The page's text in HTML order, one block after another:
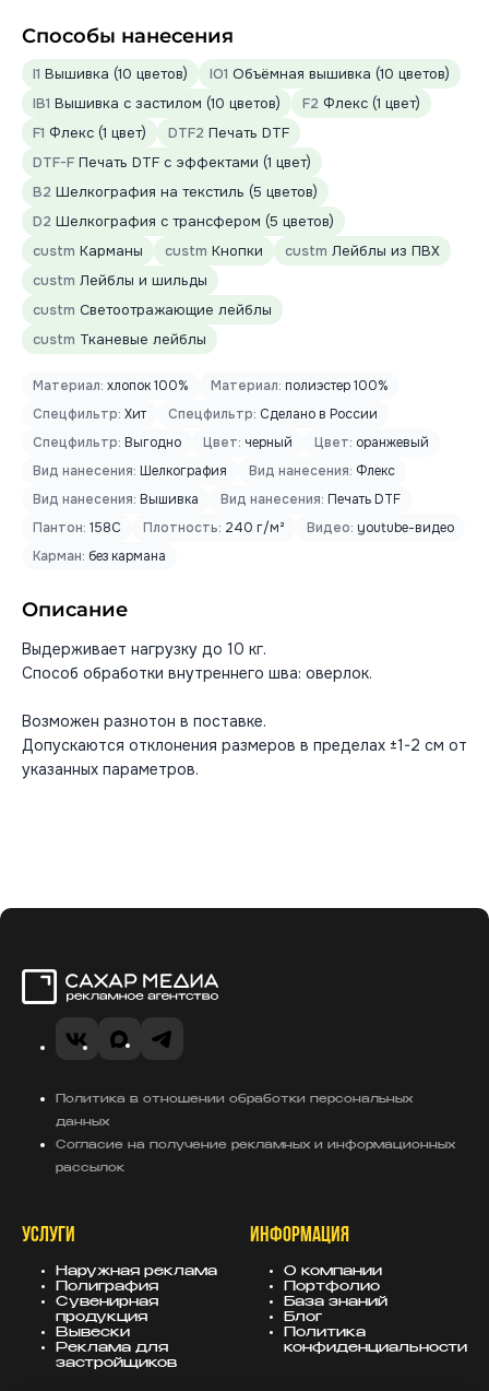
Способы нанесения
I1 Вышивка (10 цветов) IO1 Объёмная вышивка (10 цветов)
IB1 Вышивка с застилом (10 цветов) F2 Флекс (1 цвет)
F1 Флекс (1 цвет) DTF2 Печать DTF
DTF-F Печать DTF с эффектами (1 цвет)
B2 Шелкография на текстиль (5 цветов)
D2 Шелкография с трансфером (5 цветов)
custm Карманы custm Кнопки custm Лейблы из ПВХ
custm Лейблы и шильды
custm Светоотражающие лейблы
custm Тканевые лейблы
Материал: хлопок 100% Материал: полиэстер 100%
Спецфильтр: Хит Спецфильтр: Сделано в России
Спецфильтр: Выгодно Цвет: черный Цвет: оранжевый
Вид нанесения: Шелкография Вид нанесения: Флекс
Вид нанесения: Вышивка Вид нанесения: Печать DTF
Пантон: 158C Плотность: 240 г/м² Видео: youtube-видео
Карман: без кармана
Описание
Выдерживает нагрузку до 10 кг.
Способ обработки внутреннего шва: оверлок.
Возможен разнотон в поставке.
Допускаются отклонения размеров в пределах ±1-2 см от
указанных параметров.
VK MAXTelegram
Политика в отношении обработки персональных
данных
Согласие на получение рекламных и информационных
рассылок
УСЛУГИ
Наружная реклама
Полиграфия
Сувенирная
продукция
Вывески
Реклама для
застройщиков
ИНФОРМАЦИЯ
О компании
Портфолио
База знаний
Блог
Политика
конфиденциальности